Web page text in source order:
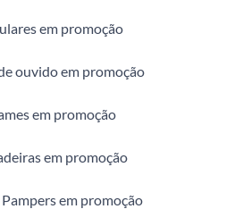
em promoção
ouvido em promoção
em promoção
em promoção
em promoção